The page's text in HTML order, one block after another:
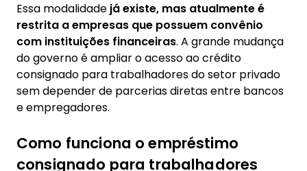
Essa modalidade já existe, mas atualmente é
restrita a empresas que possuem convênio
com instituições financeiras. A grande mudança
do governo é ampliar o acesso ao crédito
consignado para trabalhadores do setor privado
sem depender de parcerias diretas entre bancos
e empregadores.
Como funciona o empréstimo
consignado para trabalhadores